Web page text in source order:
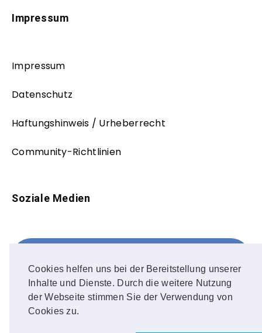
Cookies helfen uns bei der Bereitstellung unserer
Inhalte und Dienste. Durch die weitere Nutzung
der Webseite stimmen Sie der Verwendung von
Cookies zu.
Impressum
Impressum
Datenschutz
Haftungshinweis / Urheberrecht
Community-Richtlinien
Soziale Medien
FOLLOW ME!
Instagram
OUR PHOTOS!